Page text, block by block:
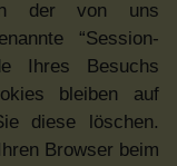
der von uns
“Session-
Ihres Besuchs
bleiben auf
diese löschen.
Browser beim